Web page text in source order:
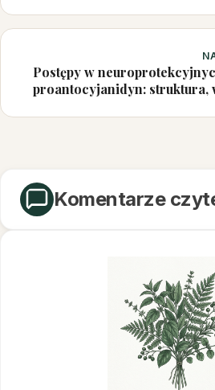
Postępy w
proantocyjanidyn: struktura,
perspektywy
Komentarze